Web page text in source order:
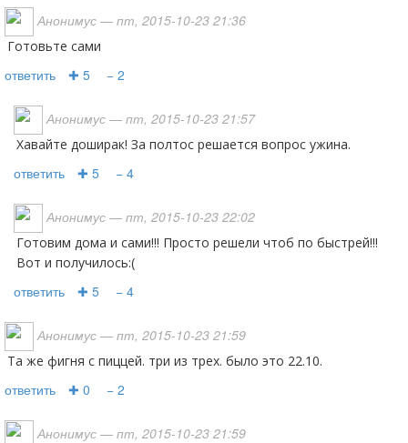
Анонимус — пт, 2015-10-23 21:36
готовьте сами
ответить ✚ 5 − 2
Анонимус — пт, 2015-10-23 21:57
Хавайте доширак! За полтос решается вопрос ужина.
ответить ✚ 5 − 4
Анонимус — пт, 2015-10-23 22:02
Готовим дома и сами!!! Просто решели чтоб по быстрей!!!
Вот и получилось:(
ответить ✚ 5 − 4
Анонимус — пт, 2015-10-23 21:59
та же фигня с пиццей. три из трех. было это 22.10.
ответить ✚ 0 − 2
Анонимус — пт, 2015-10-23 21:59